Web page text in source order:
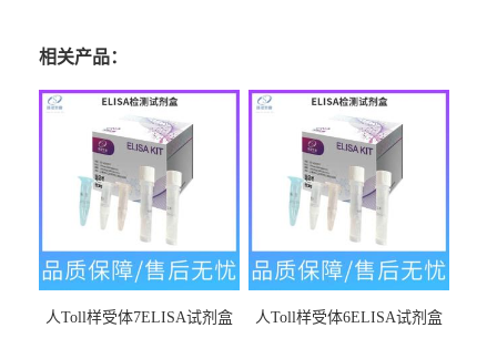
相关产品：
人Toll样受体7ELISA试剂盒 人Toll样受体6ELISA试剂盒